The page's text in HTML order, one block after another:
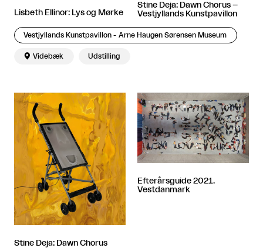
Lisbeth Ellinor: Lys og Mørke
Vestjyllands Kunstpavillon - Arne Haugen Sørensen Museum
 Videbæk Udstilling
Stine Deja: Dawn Chorus –
Vestjyllands Kunstpavillon
Stine Deja: Dawn Chorus
Efterårsguide 2021.
Vestdanmark